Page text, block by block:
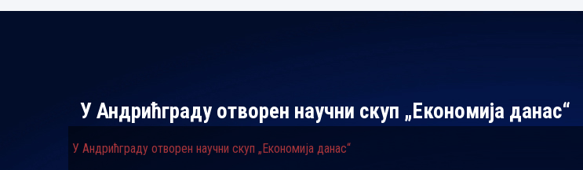
У Андрићграду отворен научни скуп „Економија данас“
У Андрићграду отворен научни скуп „Економија данас“